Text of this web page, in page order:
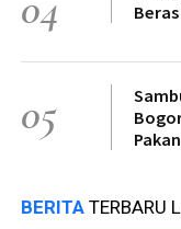
05
BERITA TERBARU